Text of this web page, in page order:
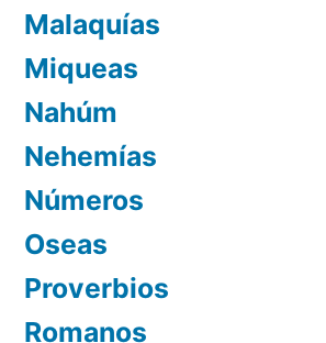
Malaquías
Miqueas
Nahúm
Nehemías
Números
Oseas
Proverbios
Romanos